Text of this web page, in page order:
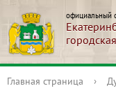
официальный
Главная страница ›